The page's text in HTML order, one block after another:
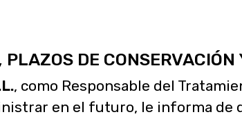
DE
, como Responsable del
en el futuro, le informa